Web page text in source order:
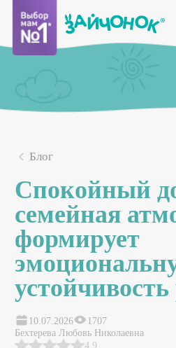
Блог
Спокойный
семейная
формирует
10.07.2026
1707
Бехтерева Любовь Николаевна
4.9